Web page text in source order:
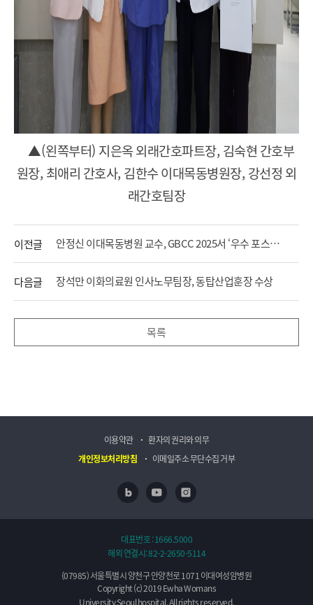
▲(왼쪽부터) 지은옥 외래간호파트장, 김숙현 간호부
원장, 최애리 간호사, 김한수 이대목동병원장, 강선정 외
래간호팀장
이전글 안정신 이대목동병원 교수, GBCC 2025서 ‘우수 포스터 발표상’ 수상
다음글 장석만 이화의료원 인사노무팀장, 동탑산업훈장 수상
목록
이용약관
환자의 권리와 의무
개인정보처리방침
이메일주소 무단수집 거부
네이버 블로그
유투브
대표번호 :1666.5000
해외 연결시:82-2-2650-5114
(07985) 서울특별시 양천구 안양천로 1071 이대여성암병원
Copyright (c) 2019 Ewha Womans
University Seoul hospital. All rights reserved.